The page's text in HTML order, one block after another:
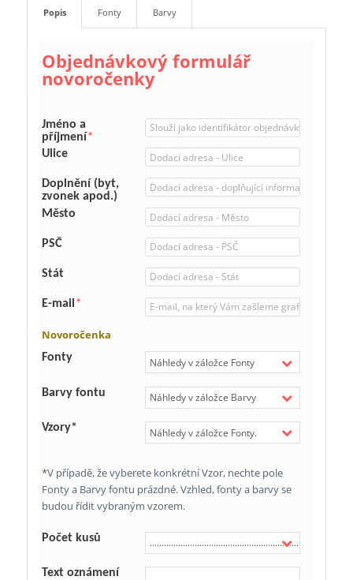
Popis Fonty Barvy
Objednávkový formulář
novoročenky
Jméno a
příjmení*
Ulice
Doplnění (byt,
zvonek apod.)
Město
PSČ
Stát
E-mail *
Novoročenka
Fonty
Barvy fontu
Vzory*
*V případě, že vyberete konkrétní Vzor, nechte pole
Fonty a Barvy fontu prázdné. Vzhled, fonty a barvy se
budou řídit vybraným vzorem.
Počet kusů
Text oznámení